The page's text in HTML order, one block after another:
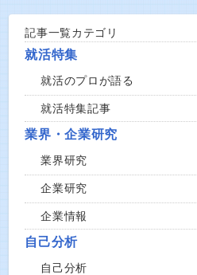
記事一覧カテゴリ
就活特集
就活のプロが語る
就活特集記事
業界・企業研究
業界研究
企業研究
企業情報
自己分析
自己分析